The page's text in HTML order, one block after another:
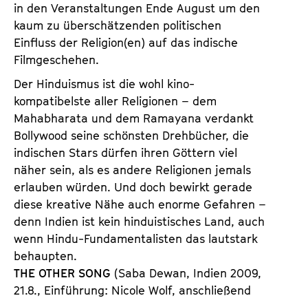
in den Veranstaltungen Ende August um den
kaum zu überschätzenden politischen
Einfluss der Religion(en) auf das indische
Filmgeschehen.
Der Hinduismus ist die wohl kino-
kompatibelste aller Religionen – dem
Mahabharata und dem Ramayana verdankt
Bollywood seine schönsten Drehbücher, die
indischen Stars dürfen ihren Göttern viel
näher sein, als es andere Religionen jemals
erlauben würden. Und doch bewirkt gerade
diese kreative Nähe auch enorme Gefahren –
denn Indien ist kein hinduistisches Land, auch
wenn Hindu-Fundamentalisten das lautstark
behaupten.
THE OTHER SONG (Saba Dewan, Indien 2009,
21.8., Einführung: Nicole Wolf, anschließend